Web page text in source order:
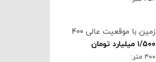
زمین با موقعیت عالی ۴۰۰
متر تنکابن کد ۶۳۰۷
۱/۵۰۰ میلیارد تومان
۴۰۰ متر: